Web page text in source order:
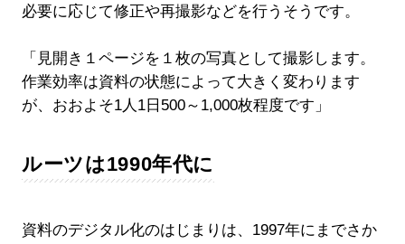
必要に応じて修正や再撮影などを行うそうです。
「見開き１ページを１枚の写真として撮影します。
作業効率は資料の状態によって大きく変わります
が、おおよそ1人1日500～1,000枚程度です」
ルーツは1990年代に
資料のデジタル化のはじまりは、1997年にまでさか